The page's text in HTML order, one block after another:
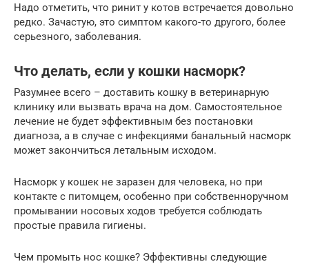
Надо отметить, что ринит у котов встречается довольно
редко. Зачастую, это симптом какого-то другого, более
серьезного, заболевания.
Что делать, если у кошки насморк?
Разумнее всего – доставить кошку в ветеринарную
клинику или вызвать врача на дом. Самостоятельное
лечение не будет эффективным без постановки
диагноза, а в случае с инфекциями банальный насморк
может закончиться летальным исходом.
Насморк у кошек не заразен для человека, но при
контакте с питомцем, особенно при собственноручном
промывании носовых ходов требуется соблюдать
простые правила гигиены.
Чем промыть нос кошке? Эффективны следующие